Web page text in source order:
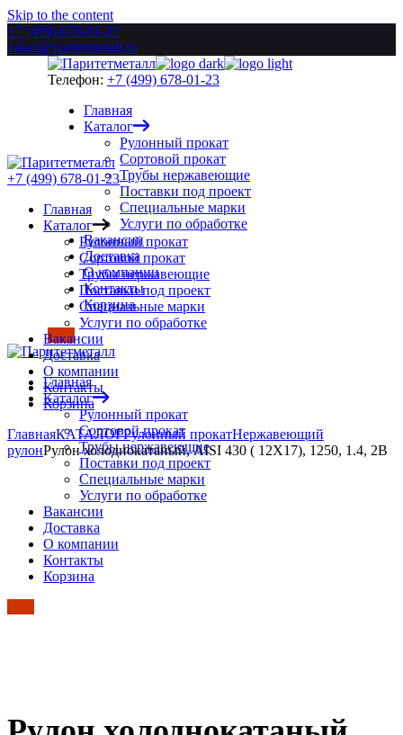
Skip to the content
+7 (499) 678-01-23
zakaz@paritetmetall.ru
Телефон: +7 (499) 678-01-23
Главная
Каталог
Рулонный прокат
Сортовой прокат
Трубы нержавеющие
Поставки под проект
Специальные марки
Услуги по обработке
Вакансии
Доставка
О компании
Контакты
Корзина
Главная
Каталог
Рулонный прокат
Сортовой прокат
Трубы нержавеющие
Поставки под проект
Специальные марки
Услуги по обработке
Вакансии
Доставка
О компании
Контакты
Корзина
+7 (499) 678-01-23
Главная
Каталог
Рулонный прокат
Сортовой прокат
Трубы нержавеющие
Поставки под проект
Специальные марки
Услуги по обработке
Вакансии
Доставка
О компании
Контакты
Корзина
ГлавнаяКАТАЛОГРулонный прокатНержавеющий
рулонРулон холоднокатаный, AISI 430 ( 12Х17), 1250, 1.4, 2B